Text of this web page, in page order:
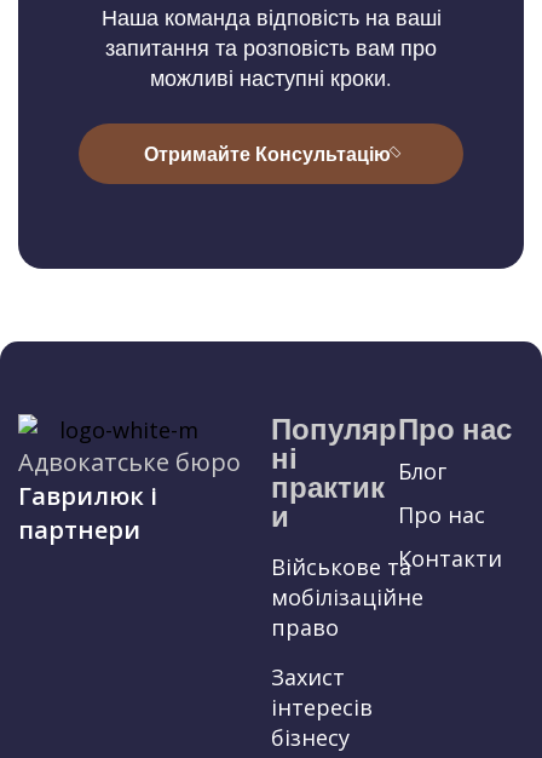
Наша команда відповість на ваші
запитання та розповість вам про
можливі наступні кроки.
Отримайте Консультацію
Адвокатське бюро
Гаврилюк і
партнери
Популяр
ні
практик
и
Військове та
мобілізаційне
право
Захист
інтересів
бізнесу
Про нас
Блог
Про нас
Контакти